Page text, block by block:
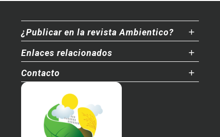
¿Publicar en la revista Ambientico?
Enlaces relacionados
Contacto